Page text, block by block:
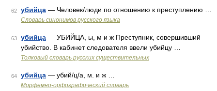
62 убийца — Человек/люди по отношению к преступлению …
Словарь синонимов русского языка
63 убийца — УБИЙЦА, ы, м и ж Преступник, совершивший
убийство. В кабинет следователя ввели убийцу …
Толковый словарь русских существительных
64 убийца — убий/ц/а, м. и ж …
Морфемно-орфографический словарь